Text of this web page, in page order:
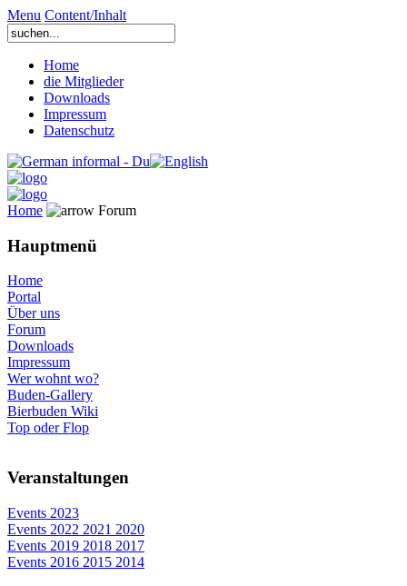
Menu Content/Inhalt
Home
die Mitglieder
Downloads
Impressum
Datenschutz
Home Forum
Hauptmenü
Home
Portal
Über uns
Forum
Downloads
Impressum
Wer wohnt wo?
Buden-Gallery
Bierbuden Wiki
Top oder Flop
Veranstaltungen
Events 2023
Events 2022 2021 2020
Events 2019 2018 2017
Events 2016 2015 2014